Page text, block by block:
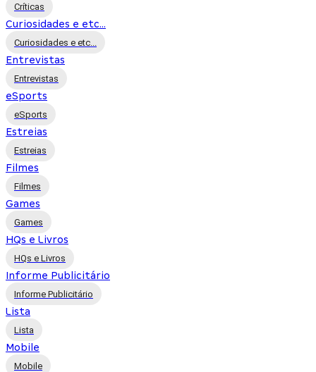
Críticas
Curiosidades e etc...
Curiosidades e etc...
Entrevistas
Entrevistas
eSports
eSports
Estreias
Estreias
Filmes
Filmes
Games
Games
HQs e Livros
HQs e Livros
Informe Publicitário
Informe Publicitário
Lista
Lista
Mobile
Mobile